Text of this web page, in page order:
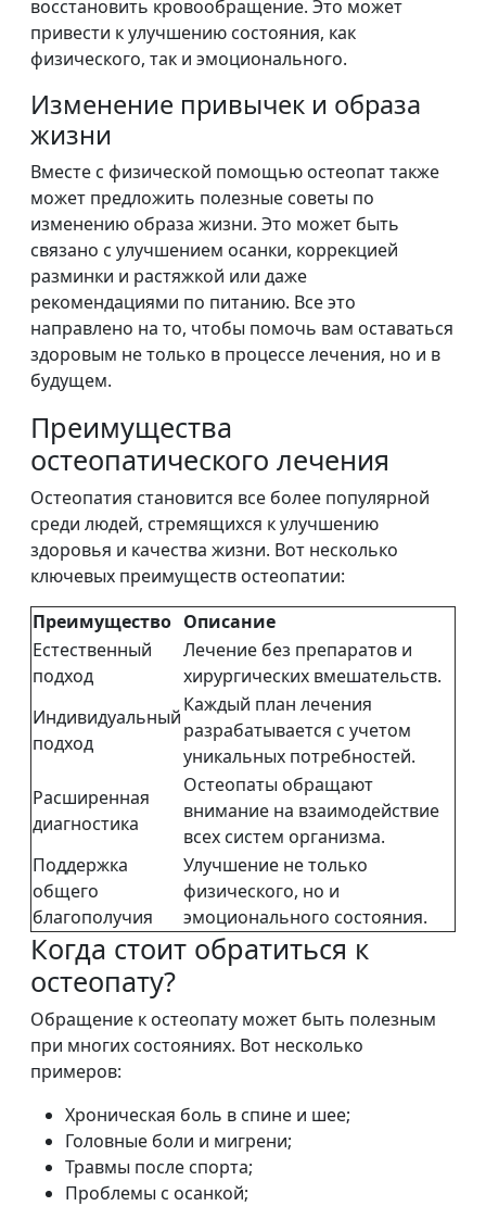
восстановить кровообращение. Это может
привести к улучшению состояния, как
физического, так и эмоционального.
Изменение привычек и образа
жизни
Вместе с физической помощью остеопат также
может предложить полезные советы по
изменению образа жизни. Это может быть
связано с улучшением осанки, коррекцией
разминки и растяжкой или даже
рекомендациями по питанию. Все это
направлено на то, чтобы помочь вам оставаться
здоровым не только в процессе лечения, но и в
будущем.
Преимущества
остеопатического лечения
Остеопатия становится все более популярной
среди людей, стремящихся к улучшению
здоровья и качества жизни. Вот несколько
ключевых преимуществ остеопатии:
Преимущество Описание
Естественный
подход
Лечение без препаратов и
хирургических вмешательств.
Индивидуальный
подход
Каждый план лечения
разрабатывается с учетом
уникальных потребностей.
Расширенная
диагностика
Остеопаты обращают
внимание на взаимодействие
всех систем организма.
Поддержка
общего
благополучия
Улучшение не только
физического, но и
эмоционального состояния.
Когда стоит обратиться к
остеопату?
Обращение к остеопату может быть полезным
при многих состояниях. Вот несколько
примеров:
Хроническая боль в спине и шее;
Головные боли и мигрени;
Травмы после спорта;
Проблемы с осанкой;